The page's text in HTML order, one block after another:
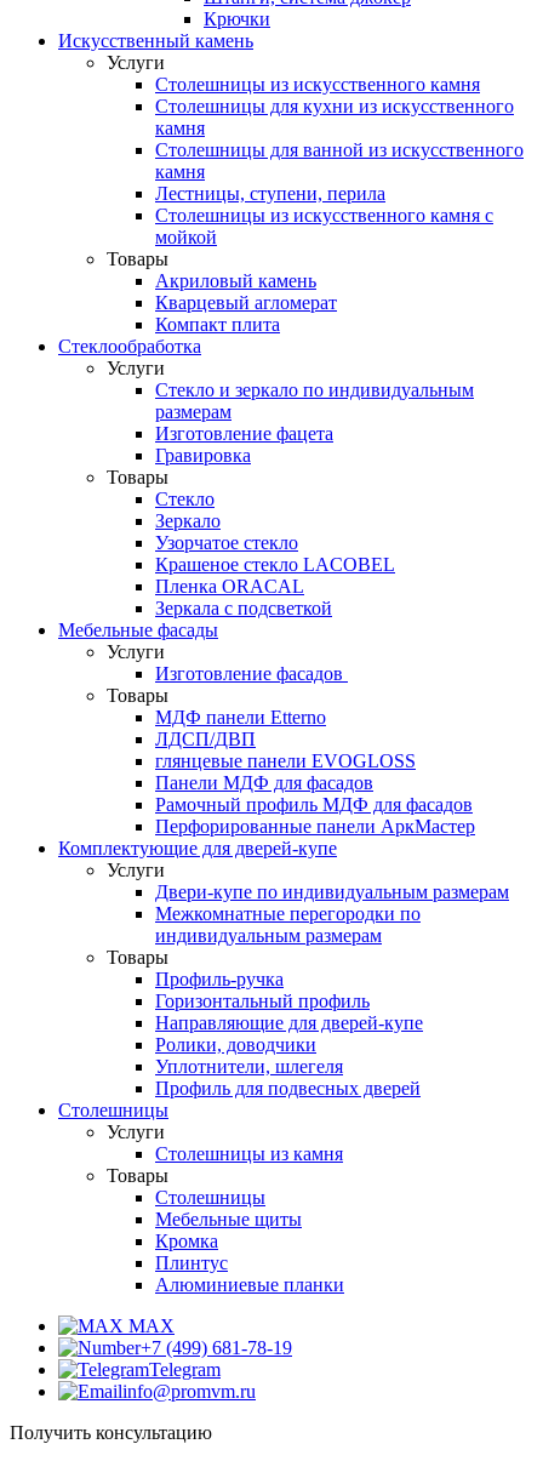
Крючки
Искусственный камень
Услуги
Столешницы из искусственного камня
Столешницы для кухни из искусственного
камня
Столешницы для ванной из искусственного
камня
Лестницы, ступени, перила
Столешницы из искусственного камня с
мойкой
Товары
Акриловый камень
Кварцевый агломерат
Компакт плита
Стеклообработка
Услуги
Стекло и зеркало по индивидуальным
размерам
Изготовление фацета
Гравировка
Товары
Стекло
Зеркало
Узорчатое стекло
Крашеное стекло LACOBEL
Пленка ORACAL
Зеркала с подсветкой
Мебельные фасады
Услуги
Изготовление фасадов
Товары
МДФ панели Etterno
ЛДСП/ДВП
глянцевые панели EVOGLOSS
Панели МДФ для фасадов
Рамочный профиль МДФ для фасадов
Перфорированные панели АркМастер
Комплектующие для дверей-купе
Услуги
Двери-купе по индивидуальным размерам
Межкомнатные перегородки по
индивидуальным размерам
Товары
Профиль-ручка
Горизонтальный профиль
Направляющие для дверей-купе
Ролики, доводчики
Уплотнители, шлегеля
Профиль для подвесных дверей
Столешницы
Услуги
Столешницы из камня
Товары
Столешницы
Мебельные щиты
Кромка
Плинтус
Алюминиевые планки
MAX
+7 (499) 681-78-19
Telegram
info@promvm.ru
Получить консультацию